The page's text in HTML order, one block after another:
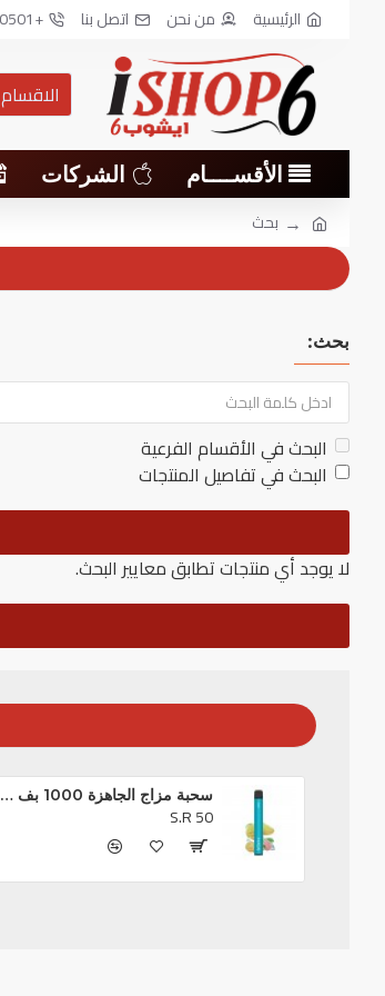
الرئيسية من نحن اتصل بنا +966552590501
الاقسام
الأقســــام الشركات
بحث
بحث:
البحث في الأقسام الفرعية
البحث في تفاصيل المنتجات
لا يوجد أي منتجات تطابق معايير البحث.
سحبة مزاج الجاهزة 1000 بف او ام جي *
S.R 50